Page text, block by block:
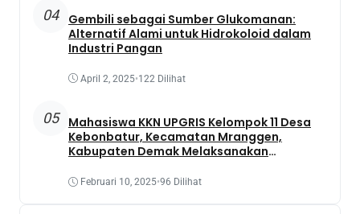
04
Gembili sebagai Sumber Glukomanan:
Alternatif Alami untuk Hidrokoloid dalam
Industri Pangan
April 2, 2025•122 Dilihat
05
Mahasiswa KKN UPGRIS Kelompok 11 Desa
Kebonbatur, Kecamatan Mranggen,
Kabupaten Demak Melaksanakan
Memanfaatkan Lahan Yang Terbengkalai
Februari 10, 2025•96 Dilihat